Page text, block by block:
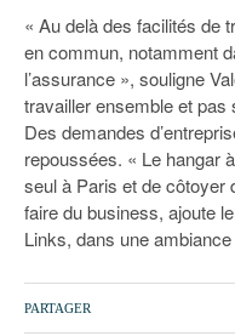
« Au delà des facilités de
en commun, notamment
l’assurance », souligne
travailler ensemble et pas
Des demandes
repoussées. « Le hangar
seul à Paris et de côtoyer
faire du business, ajoute
Links, dans une
PARTAGER